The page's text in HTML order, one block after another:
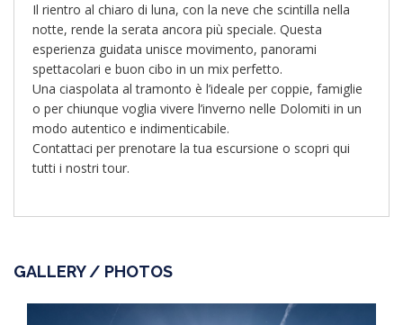
Il rientro al chiaro di luna, con la neve che scintilla nella
notte, rende la serata ancora più speciale. Questa
esperienza guidata unisce movimento, panorami
spettacolari e buon cibo in un mix perfetto.
Una ciaspolata al tramonto è l’ideale per coppie, famiglie
o per chiunque voglia vivere l’inverno nelle Dolomiti in un
modo autentico e indimenticabile.
Contattaci per prenotare la tua escursione o scopri qui
tutti i nostri tour.
GALLERY / PHOTOS